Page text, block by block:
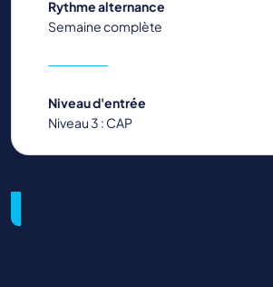
Rythme alternance
Semaine complète
Niveau d'entrée
Niveau 3 : CAP